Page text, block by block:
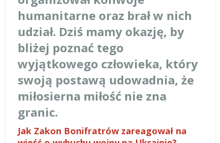
humanitarne oraz brał w nich
udział. Dziś mamy okazję, by
bliżej poznać tego
wyjątkowego człowieka, który
swoją postawą udowadnia, że
miłosierna miłość nie zna
granic.
Jak Zakon Bonifratrów zareagował na